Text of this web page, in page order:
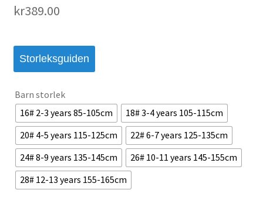
kr389.00
Storleksguiden
Barn storlek
16# 2-3 years 85-105cm
18# 3-4 years 105-115cm
20# 4-5 years 115-125cm
22# 6-7 years 125-135cm
24# 8-9 years 135-145cm
26# 10-11 years 145-155cm
28# 12-13 years 155-165cm